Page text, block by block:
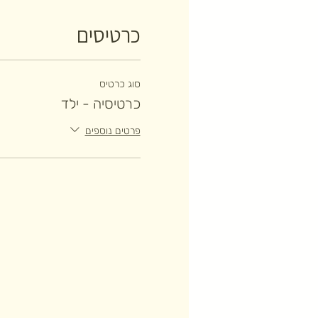
כרטיסים
סוג כרטיס
כרטיסיה - ילד
פרטים נוספים